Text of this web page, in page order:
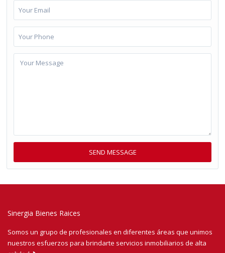
Sinergia Bienes Raices
Somos un grupo de profesionales en diferentes áreas que unimos
nuestros esfuerzos para brindarte servicios inmobiliarios de alta